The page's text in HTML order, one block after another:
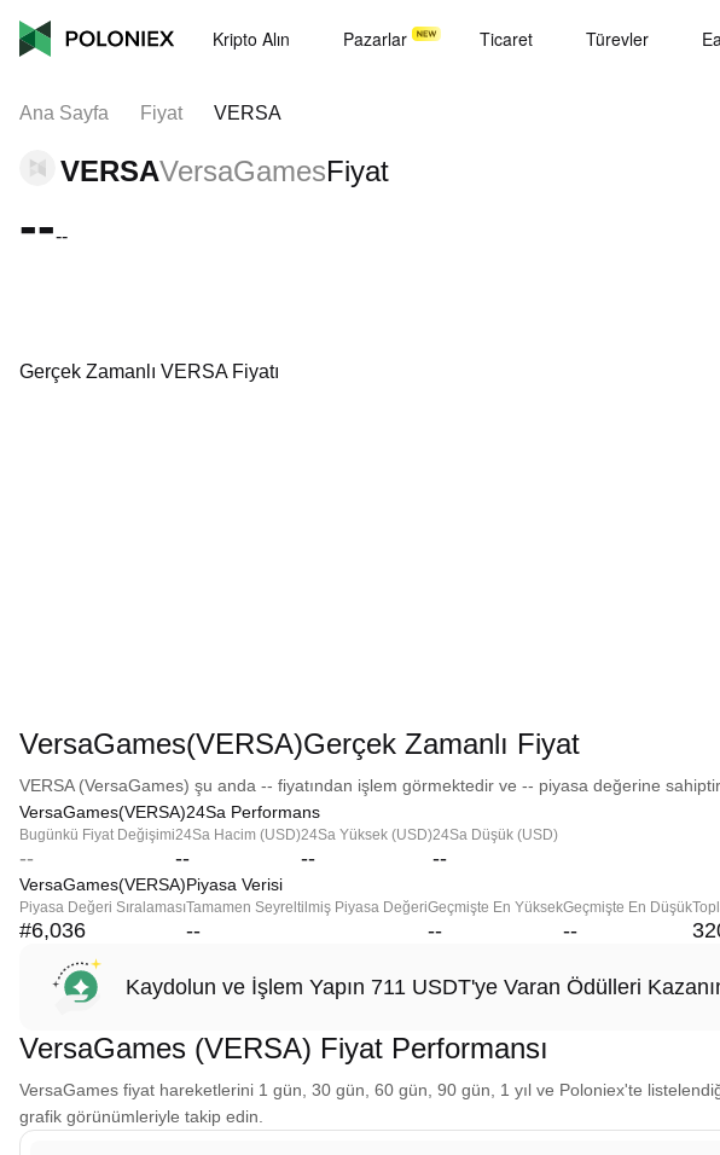
Kripto Alın Pazarlar Ticaret Türevler
Ana Sayfa Fiyat VERSA
VERSAVersaGamesFiyat
----
Gerçek Zamanlı VERSA Fiyatı
VersaGames(VERSA)Gerçek Zamanlı Fiyat
VERSA (VersaGames) şu anda -- fiyatından işlem görmektedir ve -- piyasa değerine sahiptir.
VersaGames(VERSA)24Sa Performans
Bugünkü Fiyat Değişimi
--
24Sa Hacim (USD)
--
24Sa Yüksek (USD)
--
24Sa Düşük (USD)
--
VersaGames(VERSA)Piyasa Verisi
Piyasa Değeri Sıralaması
#6,036
Tamamen Seyreltilmiş Piyasa Değeri
--
Geçmişte En Yüksek
--
Geçmişte En Düşük
--
Kaydolun ve İşlem Yapın 711 USDT'ye Varan Ödülleri
VersaGames (VERSA) Fiyat Performansı
VersaGames fiyat hareketlerini 1 gün, 30 gün, 60 gün, 90 gün, 1 yıl ve Poloniex'te
grafik görünümleriyle takip edin.